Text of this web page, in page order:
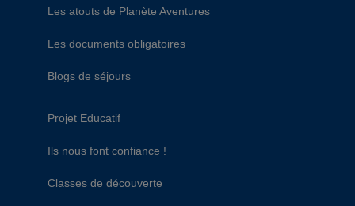
Les atouts de Planète Aventures
Les documents obligatoires
Blogs de séjours
Projet Educatif
Ils nous font confiance !
Classes de découverte